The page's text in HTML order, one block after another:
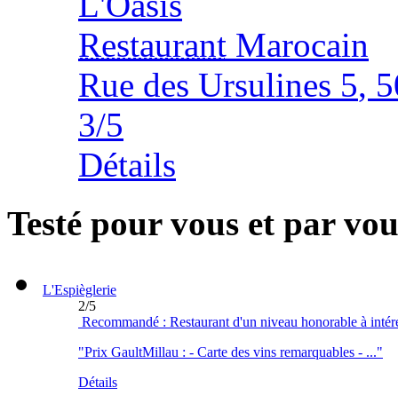
Restaurant Marocain
Rue des Ursulines 5,
3/5
Détails
Testé pour vous et par
L'Espièglerie
2/5
Recommandé : Restaurant d'un niveau honorable à
"Prix GaultMillau : - Carte des vins remarquables - ..."
Détails